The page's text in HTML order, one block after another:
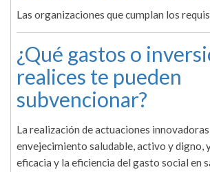
Las organizaciones que cumplan los
¿Qué gastos o
realices te pueden
subvencionar?
La realización de actuaciones
envejecimiento saludable, activo y digno,
eficacia y la eficiencia del gasto social en